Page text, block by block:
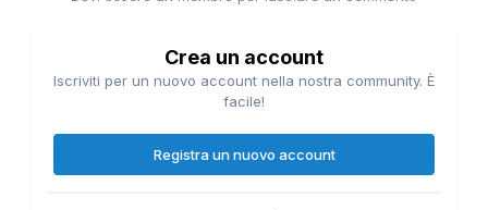
Crea un account
Iscriviti per un nuovo account nella nostra community. È
facile!
Registra un nuovo account